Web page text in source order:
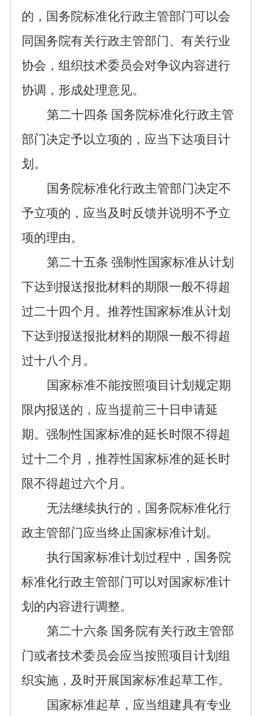
的， 国务院标准化行政主管部门可以会
同国务院有关行政主管部门、有关行业
协会，组织技术委员会对争议内容进行
协调 ，形成处理意见。
第二十四条 国务院标准化行政主管
部门决定予以立项的，应当下达项目计
划。
国务院标准化行政主管部门决定不
予立项的，应当及时反馈并说明不予立
项的理由。
第二十五条 强制性国家标准从计划
下达到报送报批材料的期限一般不得超
过二十四个月。推荐性国家标准从计划
下达到报送报批材料的期限一般不得超
过十八个月 。
国家标准不能按照项目计划规定期
限内报送的，应当提前三十日 申请延
期。 强制性国家标准的延长时限不得超
过十二个月， 推荐性国家标准的延长时
限不得超过六个月。
无法继续执行的， 国务院标准化行
政主管部门应当终止国家标准计划。
执行国家标准计划过程中，国务院
标准化行政主管部门可以对国家标准计
划的内容进行调整。
第二十六条 国务院有关行政主管部
门或者技术委员会应当按照项目计划 组
织实施， 及时开展国家标准起草工作。
国家标准起草，应当组建具有专业